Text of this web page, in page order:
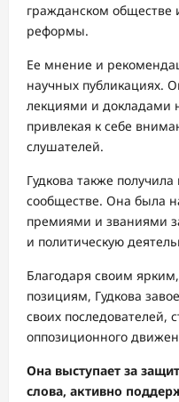
гражданском обществе
реформы.
Ее мнение и
научных публикациях.
лекциями и докладами
привлекая к себе
слушателей.
Гудкова также
сообществе. Она была
премиями и званиями
и политическую
Благодаря своим
позициям, Гудкова
своих последователей,
оппозиционного
Она выступает за
слова, активно